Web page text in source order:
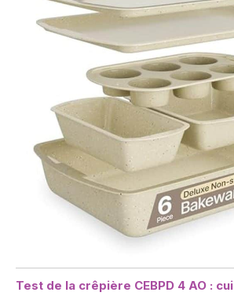
Test de la crêpière CEBPD 4 AO :